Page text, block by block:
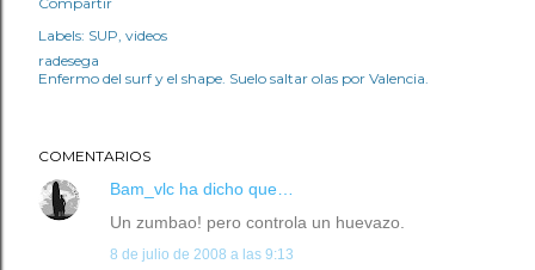
Labels: SUP videos
radesega
Enfermo del surf y el shape. Suelo saltar olas por Valencia.
COMENTARIOS
Bam_vlc ha dicho que…
Un zumbao! pero controla un huevazo.
8 de julio de 2008 a las 9:13